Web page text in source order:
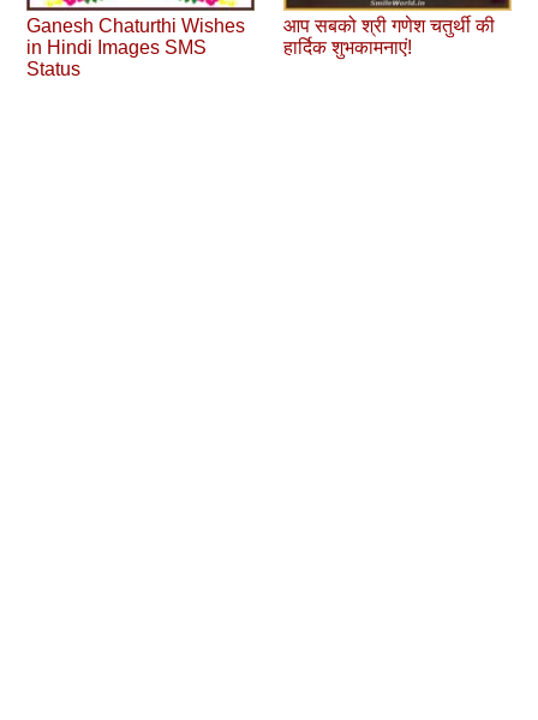
Ganesh Chaturthi Wishes
in Hindi Images SMS
Status
आप सबको श्री गणेश चतुर्थी की
हार्दिक शुभकामनाएं!